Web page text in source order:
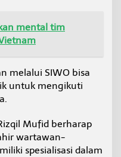
mental tim
melalui SIWO bisa
untuk mengikuti
Mufid berharap
wartawan-
spesialisasi dalam